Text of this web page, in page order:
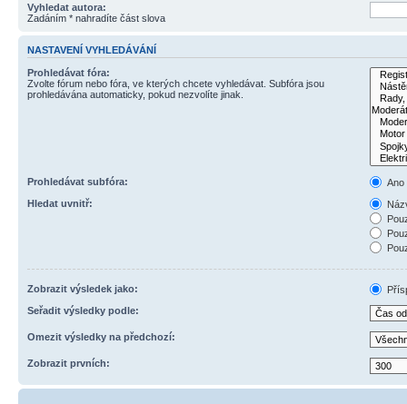
Vyhledat autora:
Zadáním * nahradíte část slova
NASTAVENÍ VYHLEDÁVÁNÍ
Prohledávat fóra:
Zvolte fórum nebo fóra, ve kterých chcete vyhledávat. Subfóra jsou
prohledávána automaticky, pokud nezvolíte jinak.
Prohledávat subfóra:
Ano
Hledat uvnitř:
Zobrazit výsledek jako:
Seřadit výsledky podle:
Omezit výsledky na předchozí:
Zobrazit prvních: